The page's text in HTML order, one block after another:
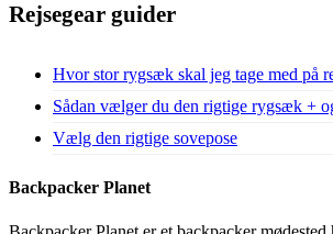
Rejsegear guider
Hvor stor rygsæk skal jeg tage med på
Sådan vælger du den rigtige rygsæk +
Vælg den rigtige sovepose
Backpacker Planet